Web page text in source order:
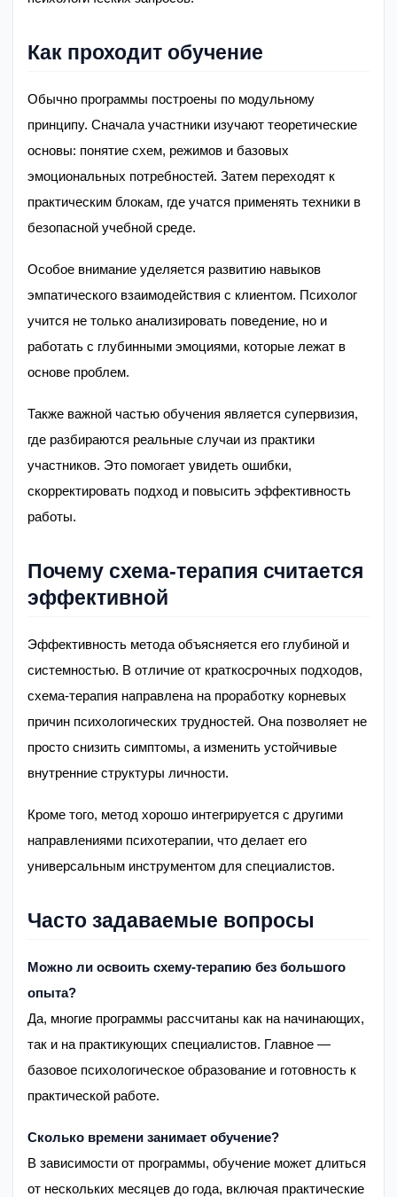
Как проходит обучение
Обычно программы построены по модульному
принципу. Сначала участники изучают теоретические
основы: понятие схем, режимов и базовых
эмоциональных потребностей. Затем переходят к
практическим блокам, где учатся применять техники в
безопасной учебной среде.
Особое внимание уделяется развитию навыков
эмпатического взаимодействия с клиентом. Психолог
учится не только анализировать поведение, но и
работать с глубинными эмоциями, которые лежат в
основе проблем.
Также важной частью обучения является супервизия,
где разбираются реальные случаи из практики
участников. Это помогает увидеть ошибки,
скорректировать подход и повысить эффективность
работы.
Почему схема-терапия считается
эффективной
Эффективность метода объясняется его глубиной и
системностью. В отличие от краткосрочных подходов,
схема-терапия направлена на проработку корневых
причин психологических трудностей. Она позволяет не
просто снизить симптомы, а изменить устойчивые
внутренние структуры личности.
Кроме того, метод хорошо интегрируется с другими
направлениями психотерапии, что делает его
универсальным инструментом для специалистов.
Часто задаваемые вопросы
Можно ли освоить схему-терапию без большого
опыта?
Да, многие программы рассчитаны как на начинающих,
так и на практикующих специалистов. Главное —
базовое психологическое образование и готовность к
практической работе.
Сколько времени занимает обучение?
В зависимости от программы, обучение может длиться
от нескольких месяцев до года, включая практические